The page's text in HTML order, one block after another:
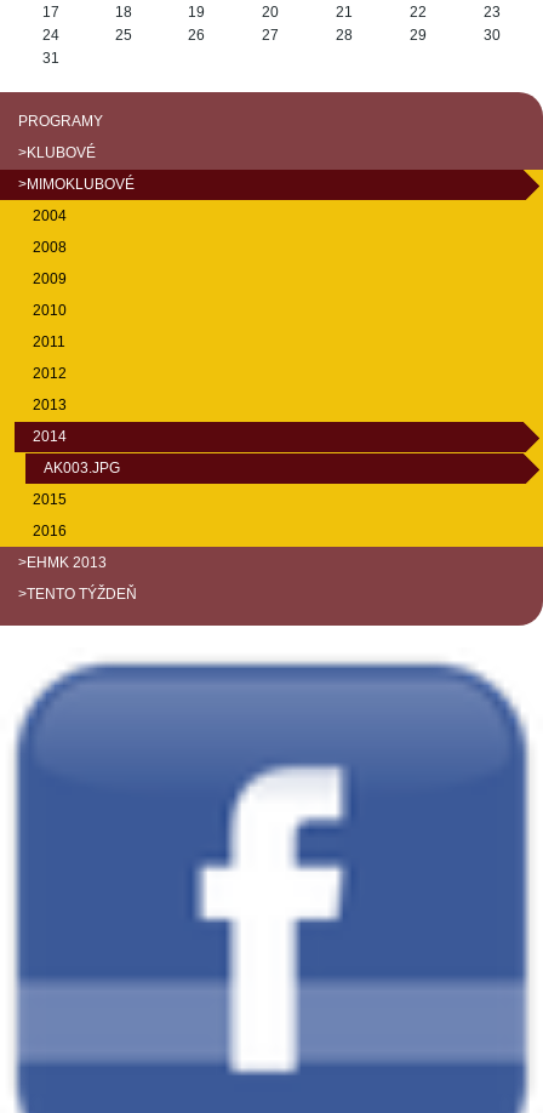
17
18 19 20 21 22
23
24
25 26 27 28 29
30
31
PROGRAMY
>KLUBOVÉ
>MIMOKLUBOVÉ
2004
2008
2009
2010
2011
2012
2013
2014
AK003.JPG
2015
2016
>EHMK 2013
>TENTO TÝŽDEŇ